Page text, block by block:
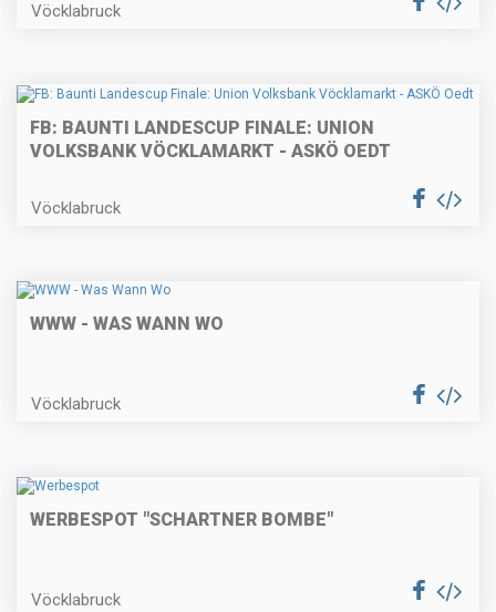
Vöcklabruck
FB: BAUNTI LANDESCUP FINALE: UNION
VOLKSBANK VÖCKLAMARKT - ASKÖ OEDT
Vöcklabruck
WWW - WAS WANN WO
Vöcklabruck
WERBESPOT "SCHARTNER BOMBE"
Vöcklabruck